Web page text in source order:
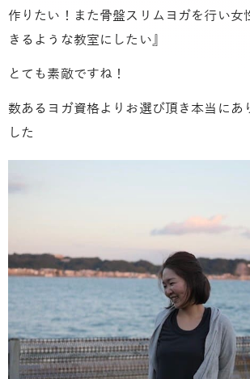
作りたい！また骨盤スリムヨガを行い女
きるような教室にしたい』
とても素敵ですね！
数あるヨガ資格よりお選び頂き本当にあ
した